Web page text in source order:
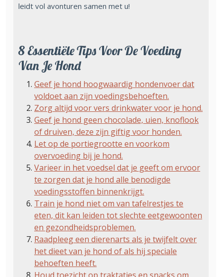
leidt vol avonturen samen met u!
8 Essentiële Tips Voor De Voeding
Van Je Hond
Geef je hond hoogwaardig hondenvoer dat
voldoet aan zijn voedingsbehoeften.
Zorg altijd voor vers drinkwater voor je hond.
Geef je hond geen chocolade, uien, knoflook
of druiven, deze zijn giftig voor honden.
Let op de portiegrootte en voorkom
overvoeding bij je hond.
Varieer in het voedsel dat je geeft om ervoor
te zorgen dat je hond alle benodigde
voedingsstoffen binnenkrijgt.
Train je hond niet om van tafelrestjes te
eten, dit kan leiden tot slechte eetgewoonten
en gezondheidsproblemen.
Raadpleeg een dierenarts als je twijfelt over
het dieet van je hond of als hij speciale
behoeften heeft.